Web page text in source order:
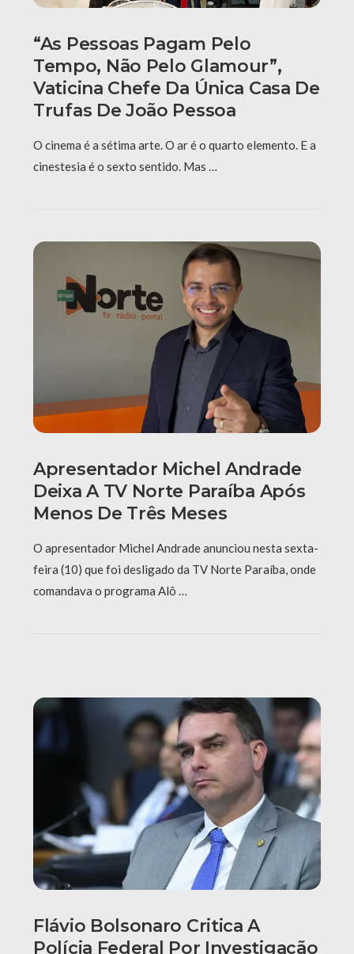
“As Pessoas Pagam Pelo
Tempo, Não Pelo Glamour”,
Vaticina Chefe Da Única Casa De
Trufas De João Pessoa
O cinema é a sétima arte. O ar é o quarto elemento. E a
cinestesia é o sexto sentido. Mas …
Apresentador Michel Andrade
Deixa A TV Norte Paraíba Após
Menos De Três Meses
O apresentador Michel Andrade anunciou nesta sexta-
feira (10) que foi desligado da TV Norte Paraíba, onde
comandava o programa Alô …
Flávio Bolsonaro Critica A
Polícia Federal Por Investigação